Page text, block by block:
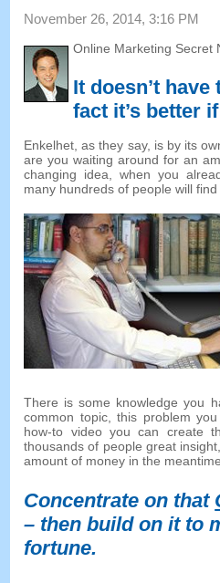
November 26, 2014, 3:16 PM
Online Marketing Secret
It doesn’t
fact it’s better if
Enkelhet,as they say, is by its
are you waiting around for an
changing idea,when you
many hundreds of people will
There is some knowledge you
common topic,this problem
how-to video you can create
thousands of people great insight
amount of money in the meantime
Concentrate on that
– then build on it to
fortune.